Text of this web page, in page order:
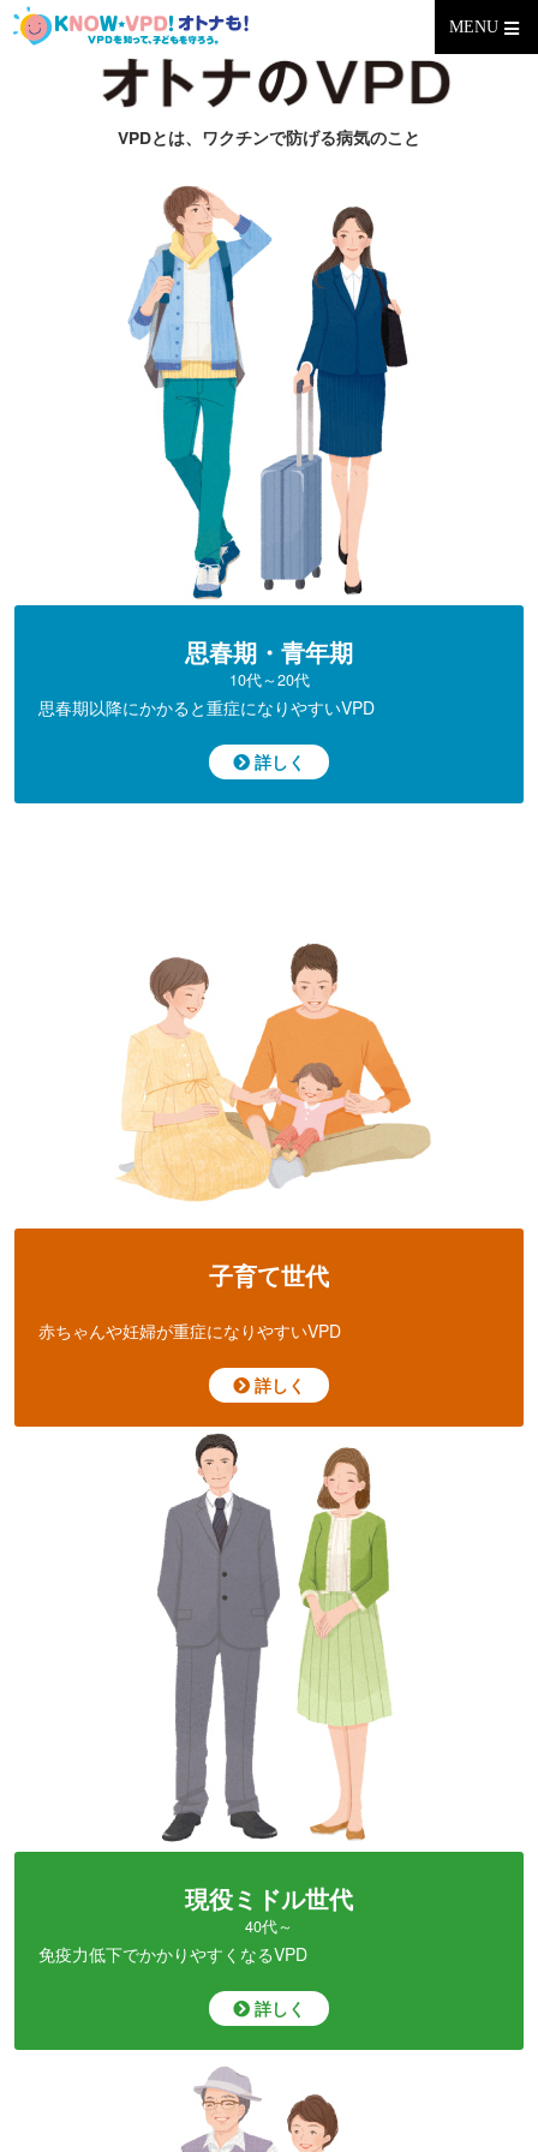
MENU
VPDとは、ワクチンで防げる病気のこと
思春期・青年期
10代～20代
思春期以降にかかると重症になりやすいVPD
詳しく
子育て世代
赤ちゃんや妊婦が重症になりやすいVPD
詳しく
現役ミドル世代
40代～
免疫力低下でかかりやすくなるVPD
詳しく